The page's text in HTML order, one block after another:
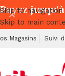
Skip to navigation
Skip to main
Magasins Suivi
Payez